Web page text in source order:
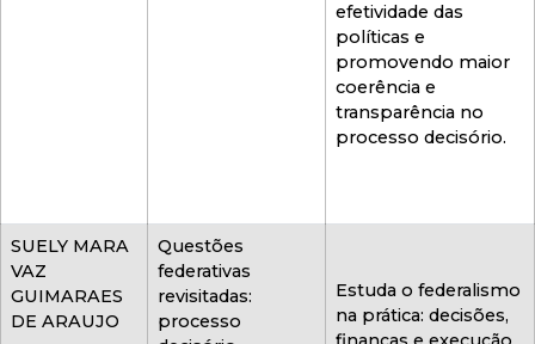
efetividade das
políticas e
promovendo maior
coerência e
transparência no
processo decisório.
SUELY MARA
VAZ
GUIMARAES
DE ARAUJO
Questões
federativas
revisitadas:
processo
Estuda o federalismo
na prática: decisões,